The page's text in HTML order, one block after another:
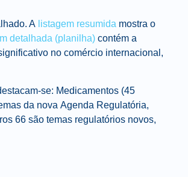
A listagem resumida mostra o
detalhada (planilha) contém a
no comércio internacional,
se: Medicamentos (45
da nova Agenda Regulatória,
66 são temas regulatórios novos,